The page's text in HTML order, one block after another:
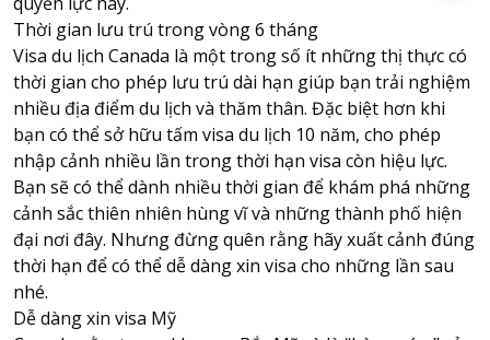
Thời gian lưu trú trong vòng 6 tháng
Visa du lịch Canada là một trong số ít những thị thực có
thời gian cho phép lưu trú dài hạn giúp bạn trải nghiệm
nhiều địa điểm du lịch và thăm thân. Đặc biệt hơn khi
bạn có thể sở hữu tấm visa du lịch 10 năm, cho phép
nhập cảnh nhiều lần trong thời hạn visa còn hiệu lực.
Bạn sẽ có thể dành nhiều thời gian để khám phá những
cảnh sắc thiên nhiên hùng vĩ và những thành phố hiện
đại nơi đây. Nhưng đừng quên rằng hãy xuất cảnh đúng
thời hạn để có thể dễ dàng xin visa cho những lần sau
nhé.
Dễ dàng xin visa Mỹ